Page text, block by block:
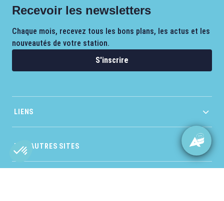
Recevoir les newsletters
Chaque mois, recevez tous les bons plans, les actus et les
nouveautés de votre station.
S'inscrire
LIENS
NOS AUTRES SITES